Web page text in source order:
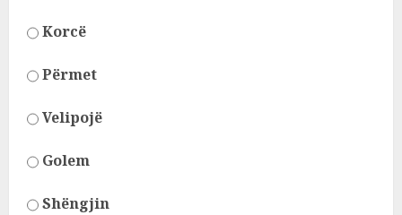
Korcë
Përmet
Velipojë
Golem
Shëngjin